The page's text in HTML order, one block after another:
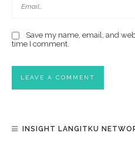
Save my name, email, and
time I comment.
INSIGHT LANGITKU